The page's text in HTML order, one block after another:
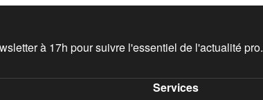
à 17h pour suivre l'essentiel de l'actualité pro.
Services